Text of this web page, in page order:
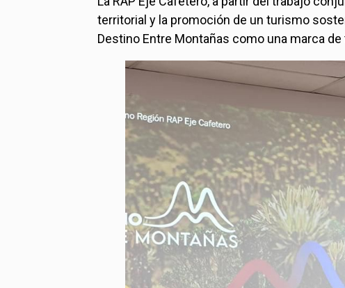
territorial y la promoción de un turismo
Destino Entre Montañas como una marca de